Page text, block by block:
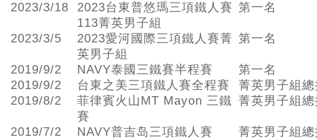
2023/3/18
2023台東普悠瑪三項鐵人賽
113菁英男子組
第一名
2023/3/5
2023愛河國際三項鐵人賽菁
英男子組
第一名
2019/9/2 NAVY泰國三鐵賽半程賽
第一名
2019/9/2
台東之美三項鐵人賽全程賽
菁英男子組
2019/8/2
菲律賓火山MT Mayon 三鐵
賽
菁英男子組
2019/7/2 NAVY普吉岛三項鐵人賽
菁英男子組